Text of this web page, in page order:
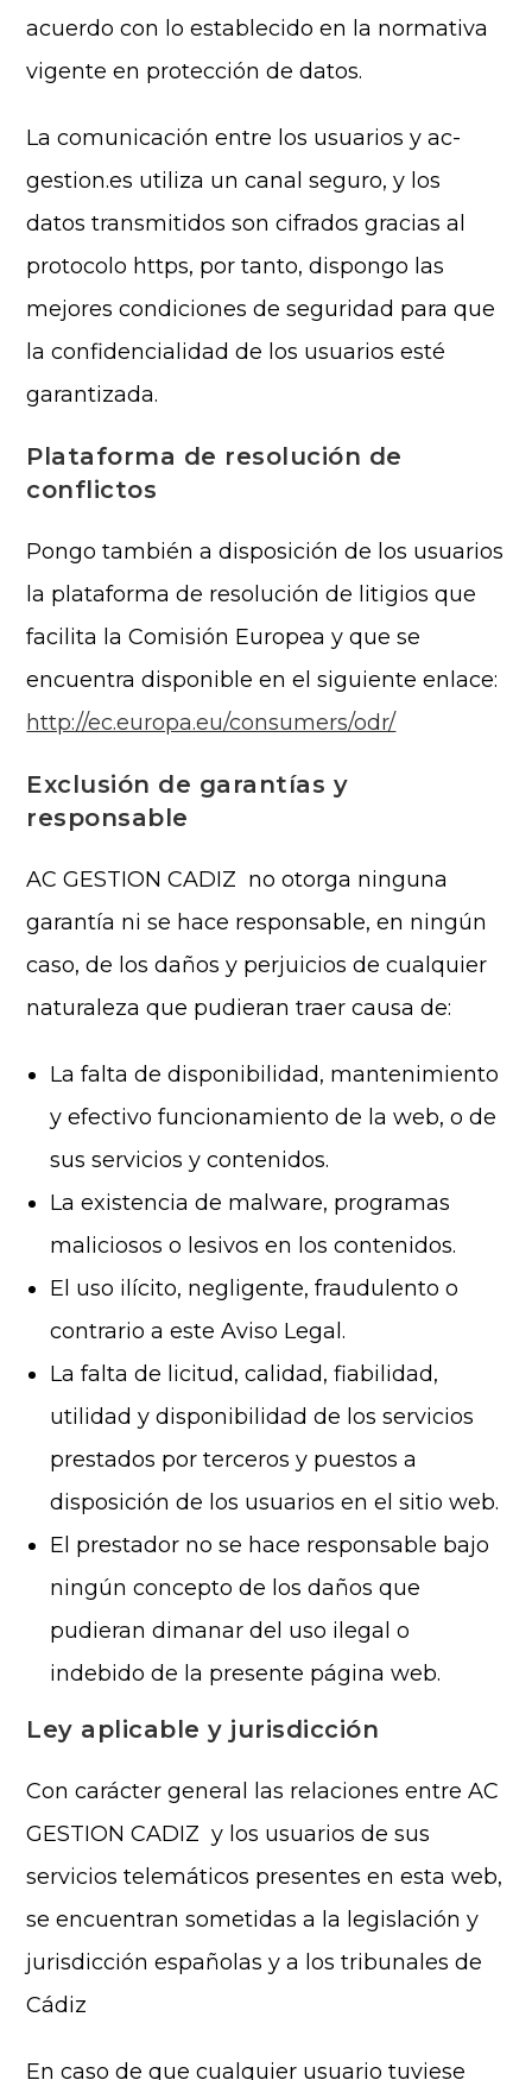
acuerdo con lo establecido en la normativa
vigente en protección de datos.
La comunicación entre los usuarios y ac-
gestion.es utiliza un canal seguro, y los
datos transmitidos son cifrados gracias al
protocolo https, por tanto, dispongo las
mejores condiciones de seguridad para que
la confidencialidad de los usuarios esté
garantizada.
Plataforma de resolución de
conflictos
Pongo también a disposición de los usuarios
la plataforma de resolución de litigios que
facilita la Comisión Europea y que se
encuentra disponible en el siguiente enlace:
http://ec.europa.eu/consumers/odr/
Exclusión de garantías y
responsable
AC GESTION CADIZ no otorga ninguna
garantía ni se hace responsable, en ningún
caso, de los daños y perjuicios de cualquier
naturaleza que pudieran traer causa de:
La falta de disponibilidad, mantenimiento
y efectivo funcionamiento de la web, o de
sus servicios y contenidos.
La existencia de malware, programas
maliciosos o lesivos en los contenidos.
El uso ilícito, negligente, fraudulento o
contrario a este Aviso Legal.
La falta de licitud, calidad, fiabilidad,
utilidad y disponibilidad de los servicios
prestados por terceros y puestos a
disposición de los usuarios en el sitio web.
El prestador no se hace responsable bajo
ningún concepto de los daños que
pudieran dimanar del uso ilegal o
indebido de la presente página web.
Ley aplicable y jurisdicción
Con carácter general las relaciones entre AC
GESTION CADIZ y los usuarios de sus
servicios telemáticos presentes en esta web,
se encuentran sometidas a la legislación y
jurisdicción españolas y a los tribunales de
Cádiz
En caso de que cualquier usuario tuviese